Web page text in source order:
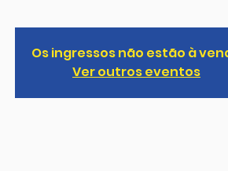
Os ingressos não estão à
Ver outros eventos